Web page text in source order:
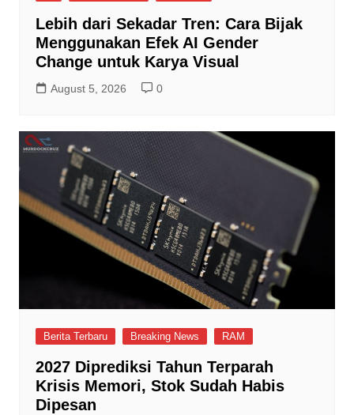
Lebih dari Sekadar Tren: Cara Bijak
Menggunakan Efek AI Gender
Change untuk Karya Visual
August 5, 2026 0
Berita Terbaru Breaking News RAM
2027 Diprediksi Tahun Terparah
Krisis Memori, Stok Sudah Habis
Dipesan